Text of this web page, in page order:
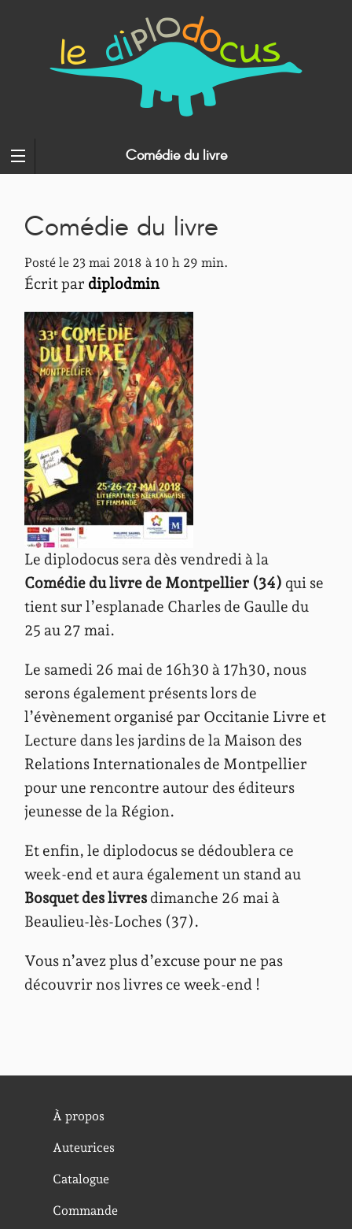
Comédie du livre
Comédie du livre
Posté le 23 mai 2018 à 10 h 29 min.
Écrit par diplodmin
Le diplodocus sera dès vendredi à la
Comédie du livre de Montpellier (34) qui se
tient sur l’esplanade Charles de Gaulle du
25 au 27 mai.
Le samedi 26 mai de 16h30 à 17h30, nous
serons également présents lors de
l’évènement organisé par Occitanie Livre et
Lecture dans les jardins de la Maison des
Relations Internationales de Montpellier
pour une rencontre autour des éditeurs
jeunesse de la Région.
Et enfin, le diplodocus se dédoublera ce
week-end et aura également un stand au
Bosquet des livres dimanche 26 mai à
Beaulieu-lès-Loches (37).
Vous n’avez plus d’excuse pour ne pas
découvrir nos livres ce week-end !
À propos
Auteurices
Catalogue
Commande